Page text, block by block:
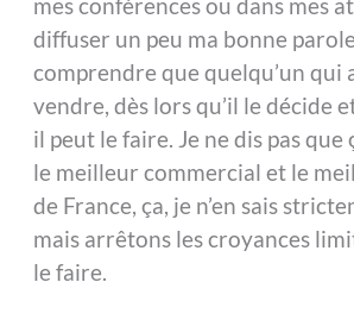
diffuser un peu ma bonne
comprendre que quelqu’un qui
vendre, dès lors qu’il le décide
il peut le faire. Je ne dis pas que
le meilleur commercial et le
de France, ça, je n’en sais
mais arrêtons les croyances
le faire.